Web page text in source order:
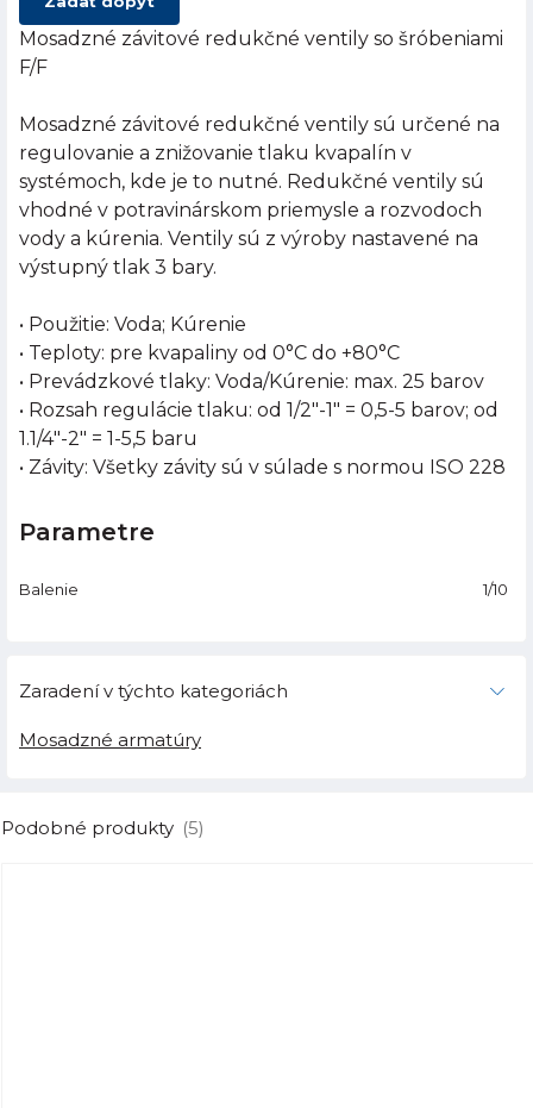
Mosadzné závitové redukčné ventily so šróbeniami
F/F
Mosadzné závitové redukčné ventily sú určené na
regulovanie a znižovanie tlaku kvapalín v
systémoch, kde je to nutné. Redukčné ventily sú
vhodné v potravinárskom priemysle a rozvodoch
vody a kúrenia. Ventily sú z výroby nastavené na
výstupný tlak 3 bary.
• Použitie: Voda; Kúrenie
• Teploty: pre kvapaliny od 0°C do +80°C
• Prevádzkové tlaky: Voda/Kúrenie: max. 25 barov
• Rozsah regulácie tlaku: od 1/2"-1" = 0,5-5 barov; od
1.1/4"-2" = 1-5,5 baru
• Závity: Všetky závity sú v súlade s normou ISO 228
Parametre
Balenie 1/10
Zaradení v týchto kategoriách
Mosadzné armatúry
Podobné produkty (5)